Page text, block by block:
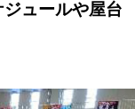
ュールや屋台